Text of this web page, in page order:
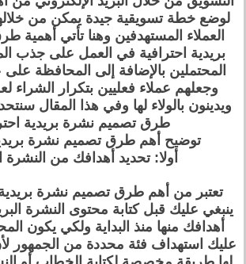
لوضع خطة تسويقية جيدة يمكن من
العملاء المستهدفين وهنا تأتي أهمية
بريدية احترافية في العمل على جذب
المحتملين بالإضافة إلى المحافظة على
وجعلهم عملاء فعليين بتكرار الشراء
ويدينون بالولاء لها وفي هذا المقال
طرق تصميم نشرة بريدية
توضيح أهم طرق تصميم نشرة
أولا: تحديد أهدافك من النشرة
تعتبر من أهم طرق تصميم نشرة
ينبغي عليك قبل كتابة محتوى النشرة
أهدافك منها منذ البداية ولكي يكون
عليك استهداف فئة محددة من الجمهور